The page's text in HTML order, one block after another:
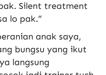
Silent treatment
lo pak.”
anak saya,
bungsu yang ikut
langsung